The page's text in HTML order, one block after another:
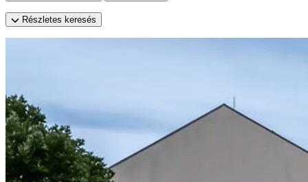
Részletes keresés